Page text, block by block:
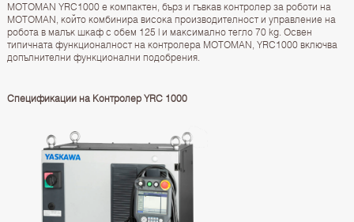
MOTOMAN YRC1000 е компактен, бърз и гъвкав контролер за роботи на
MOTOMAN, който комбинира висока производителност и управление на
робота в малък шкаф с обем 125 l и максимално тегло 70 kg. Освен
типичната функционалност на контролера MOTOMAN, YRC1000 включва
допълнителни функционални подобрения.
Спецификации на Контролер YRC 1000